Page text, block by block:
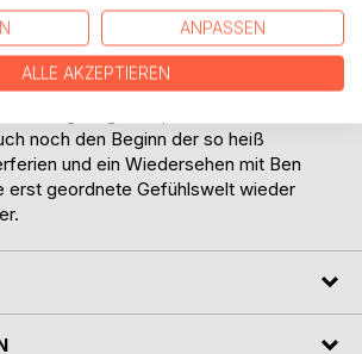
Beides findet zur selben Zeit statt. Soll
Jule enttäuschen, mit der sie sich
angemeldet hat? Soll sie die Band im
gibt es einen Masterplan? Als ob das
noch den Beginn der so heiß
und ein Wiedersehen mit Ben
erst geordnete Gefühlswelt wieder
ANPASSEN
ALLE AKZEPTIEREN